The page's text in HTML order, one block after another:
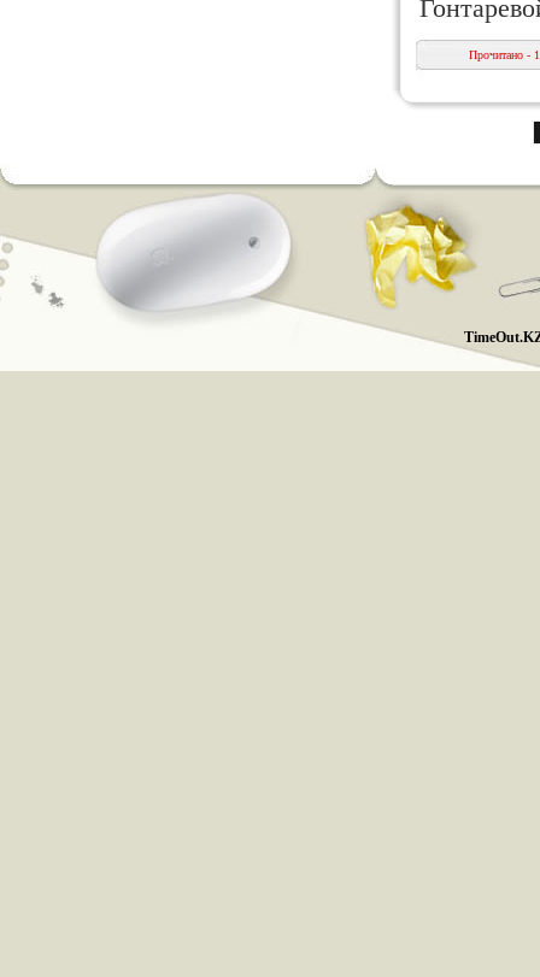
Прочитано -